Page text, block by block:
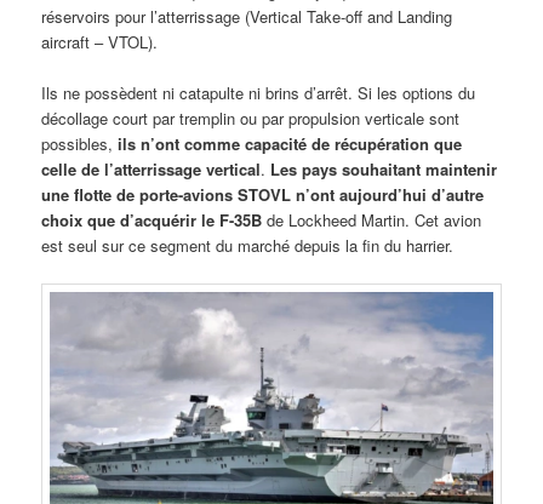
réservoirs pour l’atterrissage (Vertical Take-off and Landing
aircraft – VTOL).
Ils ne possèdent ni catapulte ni brins d’arrêt. Si les options du
décollage court par tremplin ou par propulsion verticale sont
possibles,ils n’ont comme capacité de récupération que
celle de l’atterrissage vertical. Les pays souhaitant maintenir
une flotte de porte-avions STOVL n’ont aujourd’hui d’autre
choix que d’acquérir le F-35B de Lockheed Martin. Cet avion
est seul sur ce segment du marché depuis la fin du harrier.